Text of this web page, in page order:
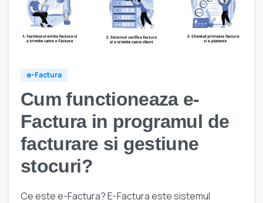
e-Factura
Cum functioneaza e-
Factura in programul de
facturare si gestiune
stocuri?
Ce este e-Factura? E-Factura este sistemul